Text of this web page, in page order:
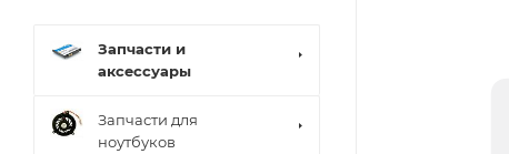
Запчасти и
аксессуары
Запчасти для
ноутбуков